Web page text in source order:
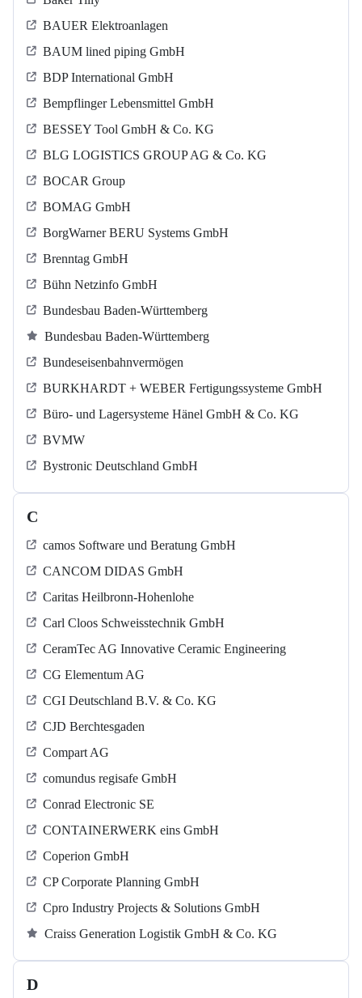
BAUER Elektroanlagen
BAUM lined piping GmbH
BDP International GmbH
Bempflinger Lebensmittel GmbH
BESSEY Tool GmbH & Co. KG
BLG LOGISTICS GROUP AG & Co. KG
BOCAR Group
BOMAG GmbH
BorgWarner BERU Systems GmbH
Brenntag GmbH
Bühn Netzinfo GmbH
Bundesbau Baden-Württemberg
Bundesbau Baden-Württemberg
Bundeseisenbahnvermögen
BURKHARDT + WEBER Fertigungssysteme GmbH
Büro- und Lagersysteme Hänel GmbH & Co. KG
BVMW
Bystronic Deutschland GmbH
C
camos Software und Beratung GmbH
CANCOM DIDAS GmbH
Caritas Heilbronn-Hohenlohe
Carl Cloos Schweisstechnik GmbH
CeramTec AG Innovative Ceramic Engineering
CG Elementum AG
CGI Deutschland B.V. & Co. KG
CJD Berchtesgaden
Compart AG
comundus regisafe GmbH
Conrad Electronic SE
CONTAINERWERK eins GmbH
Coperion GmbH
CP Corporate Planning GmbH
Cpro Industry Projects & Solutions GmbH
Craiss Generation Logistik GmbH & Co. KG
D